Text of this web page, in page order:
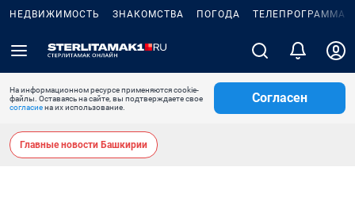
НЕДВИЖИМОСТЬ ЗНАКОМСТВА ПОГОДА ТЕЛЕПРОГРАММА
На информационном ресурсе применяются cookie-
файлы. Оставаясь на сайте, вы подтверждаете свое
согласиена их использование.
Согласен
Главные новости Башкирии